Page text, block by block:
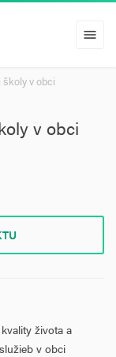
menu
v obci
v obci
života a
v obci